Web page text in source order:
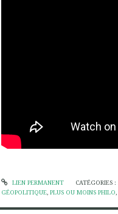
LIEN PERMANENT CATÉGORIES :
GÉOPOLITIQUE PLUS OU MOINS PHILO